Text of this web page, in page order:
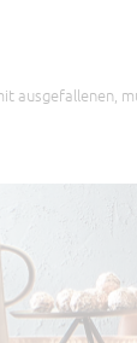
ausgefallenen,